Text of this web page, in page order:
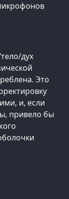
дух
Это
и, если
привело бы